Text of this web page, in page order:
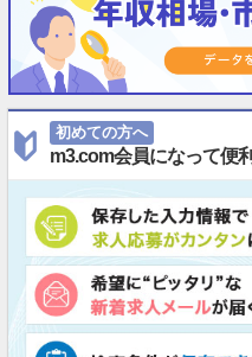
初めての方へ
m3.com会員になって便